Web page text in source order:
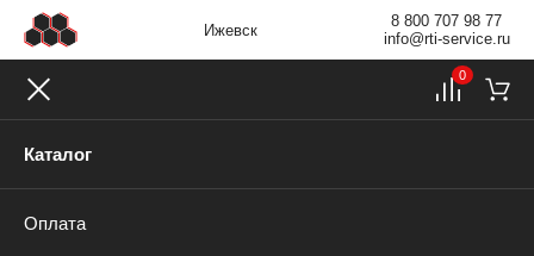
Ижевск
8 800 707 98 77
info@rti-service.ru
Каталог
Оплата
0